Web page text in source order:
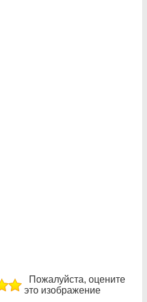
Пожалуйста, оцените
это изображение